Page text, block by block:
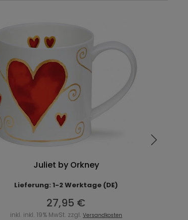
Juliet by Orkney
Lieferung: 1-2 Werktage (DE)
27,95 €
inkl. inkl. 19% MwSt. zzgl. Versandkosten